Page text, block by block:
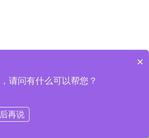
×
请问有什么可以帮您？
再说